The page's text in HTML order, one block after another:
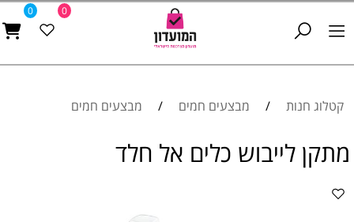
0 0
קטלוג חנות / מבצעים חמים / מבצעים חמים
מתקן לייבוש כלים אל חלד